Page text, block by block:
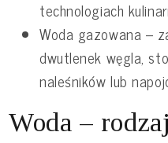
technologiach
Woda gazowana –
dwutlenek węgla,
naleśników lub
Woda –